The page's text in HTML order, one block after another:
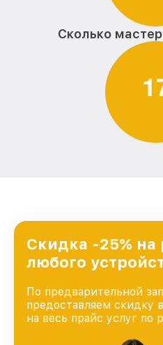
Сколько
1
Скидка -25% на
любого
По предварительной
предоставляем скидку
на весь прайс услуг по